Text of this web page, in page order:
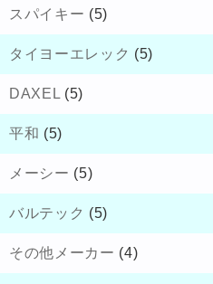
スパイキー (5)
タイヨーエレック (5)
DAXEL (5)
平和 (5)
メーシー (5)
バルテック (5)
その他メーカー (4)